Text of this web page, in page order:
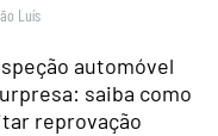
Luís
automóvel
saiba como
reprovação